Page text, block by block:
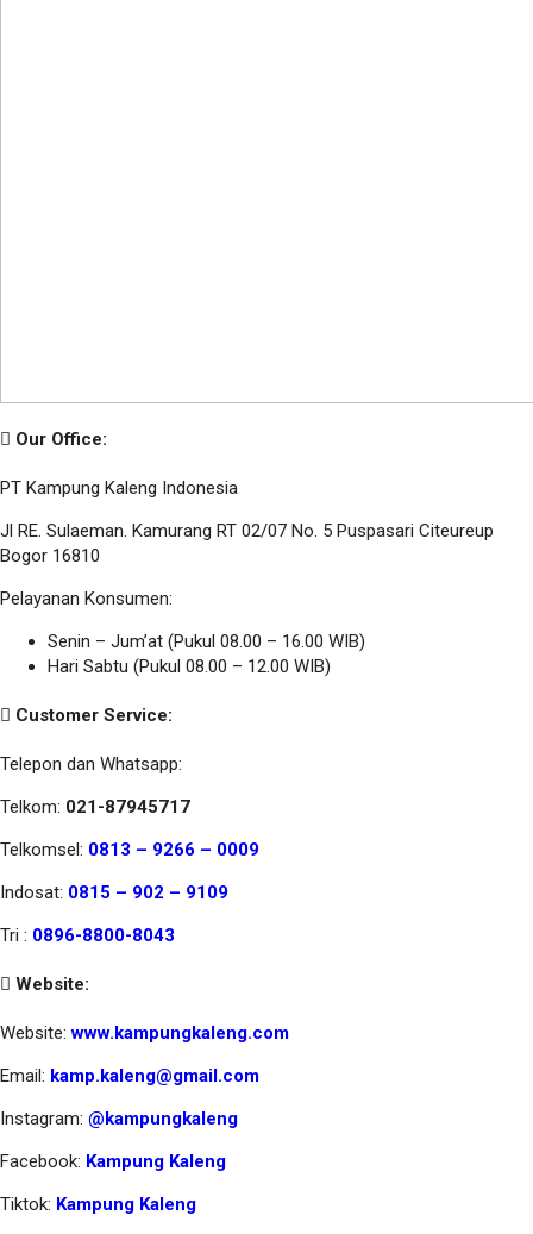
Our Office:
PT Kampung Kaleng Indonesia
Jl RE. Sulaeman. Kamurang RT 02/07 No. 5 Puspasari Citeureup
Bogor 16810
Pelayanan Konsumen:
Senin – Jum’at (Pukul 08.00 – 16.00 WIB)
Hari Sabtu (Pukul 08.00 – 12.00 WIB)
Customer Service:
Telepon dan Whatsapp:
Telkom: 021-87945717
Telkomsel: 0813 – 9266 – 0009
Indosat: 0815 – 902 – 9109
Tri : 0896-8800-8043
Website:
Website:www.kampungkaleng.com
Email: kamp.kaleng@gmail.com
Instagram: @kampungkaleng
Facebook: Kampung Kaleng
Tiktok: Kampung Kaleng